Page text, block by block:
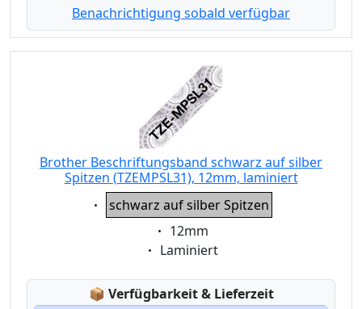
Benachrichtigung sobald verfügbar
Brother Beschriftungsband schwarz auf silber
Spitzen (TZEMPSL31), 12mm, laminiert
Eigenschaft:
schwarz auf silber Spitzen
Eigenschaft:
12mm
Eigenschaft:
Laminiert
📦 Lagerstatus:
Verfügbarkeit & Lieferzeit